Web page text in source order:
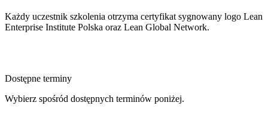
Każdy uczestnik szkolenia otrzyma certyfikat sygnowany logo Lean
Enterprise Institute Polska oraz Lean Global Network.
Dostępne terminy
Wybierz spośród dostępnych terminów poniżej.